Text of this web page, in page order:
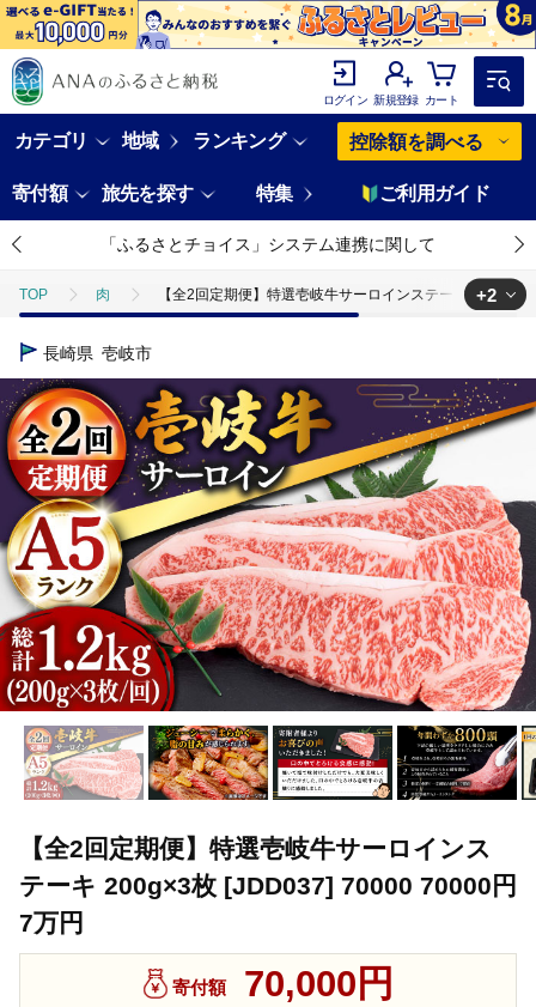
ログイン 新規登録 カート
カテゴリ 地域 ランキング 控除額を調べる
寄付額 旅先を探す 特集 ご利用ガイド
「ふるさとチョイス」システム連携に関して
TOP 肉 【全2回定期便】特選壱岐牛サーロインステーキ 200g×3
TOP
TOP 肉 牛肉 ほかの牛肉 【全2回定期便】特選壱岐
+2
長崎県 壱岐市
【全2回定期便】特選壱岐牛サーロインス
テーキ 200g×3枚 [JDD037] 70000 70000円
7万円
寄付額 70,000円